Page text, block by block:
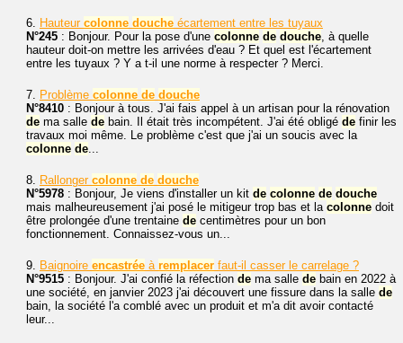
6. Hauteur colonne douche écartement entre les tuyaux
N°245 : Bonjour. Pour la pose d'une colonne de douche, à quelle
hauteur doit-on mettre les arrivées d'eau ? Et quel est l'écartement
entre les tuyaux ? Y a t-il une norme à respecter ? Merci.
7. Problème colonne de douche
N°8410 : Bonjour à tous. J'ai fais appel à un artisan pour la rénovation
de ma salle de bain. Il était très incompétent. J'ai été obligé de finir les
travaux moi même. Le problème c'est que j'ai un soucis avec la
colonne de...
8. Rallonger colonne de douche
N°5978 : Bonjour, Je viens d'installer un kit de colonne de douche
mais malheureusement j'ai posé le mitigeur trop bas et la colonne doit
être prolongée d'une trentaine de centimètres pour un bon
fonctionnement. Connaissez-vous un...
9. Baignoire encastrée à remplacer faut-il casser le carrelage ?
N°9515 : Bonjour. J'ai confié la réfection de ma salle de bain en 2022 à
une société, en janvier 2023 j'ai découvert une fissure dans la salle de
bain, la société l'a comblé avec un produit et m'a dit avoir contacté
leur...